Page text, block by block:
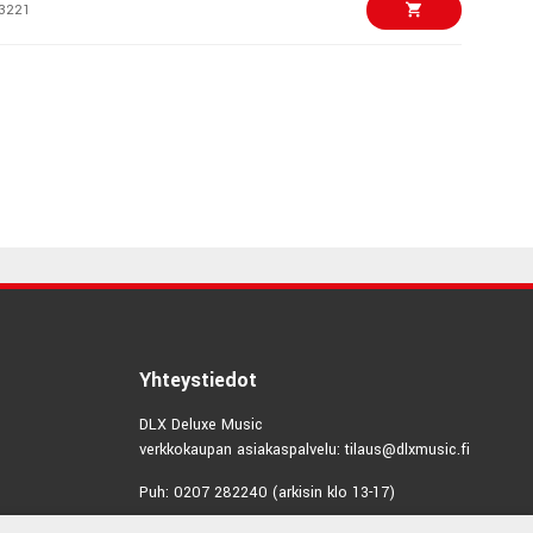
Pro+
Scratch-Style €313,00/kpl
Yhteystiedot
DLX Deluxe Music
verkkokaupan asiakaspalvelu: tilaus@dlxmusic.fi
Puh: 0207 282240 (arkisin klo 13-17)